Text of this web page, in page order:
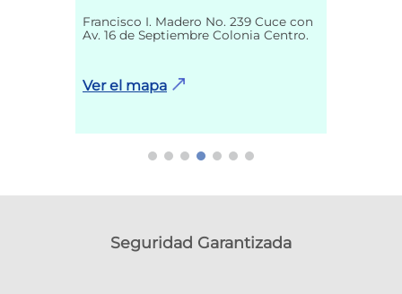
Francisco I. Madero No. 239 Cuce con
Av. 16 de Septiembre Colonia Centro.
Ver el mapa
Seguridad Garantizada